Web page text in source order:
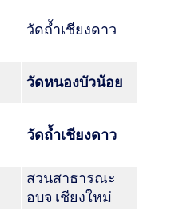
วัดถ้ำเชียงดาว
วัดหนองบัวน้อย
วัดถ้ำเชียงดาว
สวนสาธารณะ
อบจ.เชียงใหม่